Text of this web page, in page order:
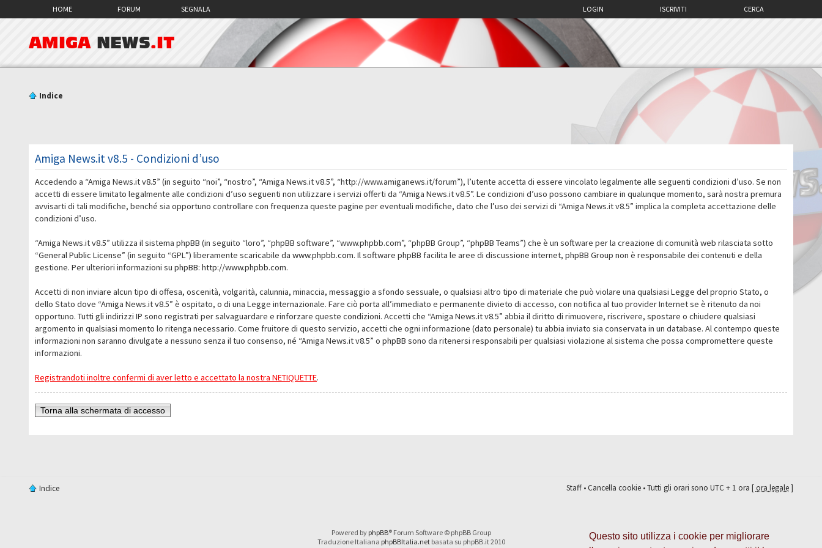
Questo sito utilizza i cookie per migliorare
HOME FORUM SEGNALA CERCA
ISCRIVITI
LOGIN
AMIGA NEWS.IT
Indice
Amiga News.it v8.5 - Condizioni d’uso
Accedendo a “Amiga News.it v8.5” (in seguito “noi”, “nostro”, “Amiga News.it v8.5”, “http://www.amiganews.it/forum”), l’utente accetta di essere vincolato legalmente alle seguenti condizioni d’uso. Se non
accetti di essere limitato legalmente alle condizioni d’uso seguenti non utilizzare i servizi offerti da “Amiga News.it v8.5”. Le condizioni d’uso possono cambiare in qualunque momento, sarà nostra premura
avvisarti di tali modifiche, benché sia opportuno controllare con frequenza queste pagine per eventuali modifiche, dato che l’uso dei servizi di “Amiga News.it v8.5” implica la completa accettazione delle
condizioni d’uso.
“Amiga News.it v8.5” utilizza il sistema phpBB (in seguito “loro”, “phpBB software”, “www.phpbb.com”, “phpBB Group”, “phpBB Teams”) che è un software per la creazione di comunità web rilasciata sotto
“General Public License” (in seguito “GPL”) liberamente scaricabile dawww.phpbb.com. Il software phpBB facilita le aree di discussione internet, phpBB Group non è responsabile dei contenuti e della
gestione. Per ulteriori informazioni su phpBB:http://www.phpbb.com.
Accetti di non inviare alcun tipo di offesa, oscenità, volgarità, calunnia, minaccia, messaggio a sfondo sessuale, o qualsiasi altro tipo di materiale che può violare una qualsiasi Legge del proprio Stato, o
dello Stato dove “Amiga News.it v8.5” è ospitato, o di una Legge internazionale. Fare ciò porta all’immediato e permanente divieto di accesso, con notifica al tuo provider Internet se è ritenuto da noi
opportuno. Tutti gli indirizzi IP sono registrati per salvaguardare e rinforzare queste condizioni. Accetti che “Amiga News.it v8.5” abbia il diritto di rimuovere, riscrivere, spostare o chiudere qualsiasi
argomento in qualsiasi momento lo ritenga necessario. Come fruitore di questo servizio, accetti che ogni informazione (dato personale) tu abbia inviato sia conservata in un database. Al contempo queste
informazioni non saranno divulgate a nessuno senza il tuo consenso, né “Amiga News.it v8.5” o phpBB sono da ritenersi responsabili per qualsiasi violazione al sistema che possa compromettere queste
informazioni.
Registrandoti inoltre confermi di aver letto e accettato la nostra NETIQUETTE.
Torna alla schermata di accesso
Indice Staff•Cancella cookie• Tutti gli orari sono UTC + 1 ora [ora legale]
Powered by phpBB® Forum Software © phpBB Group
Traduzione Italiana phpBBItalia.netbasata su phpBB.it 2010